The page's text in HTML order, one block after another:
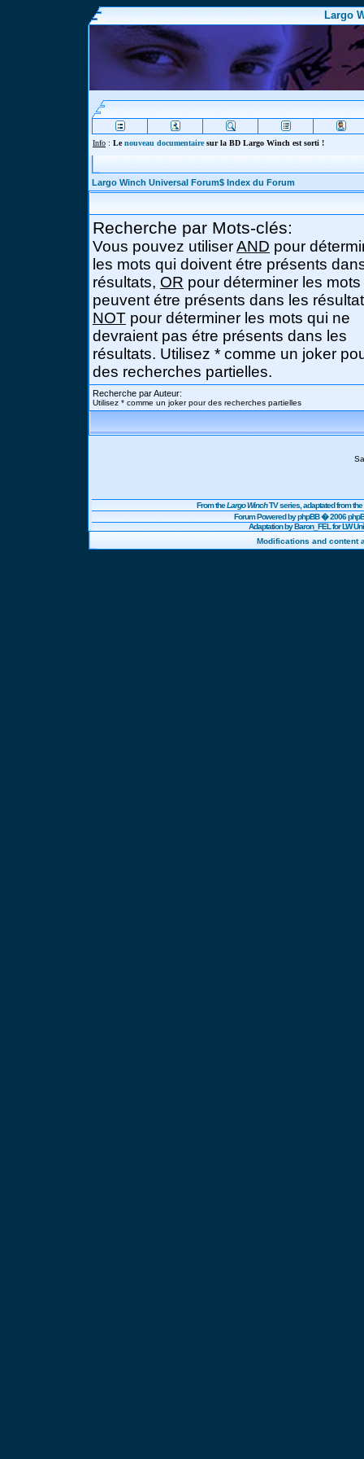
Largo
Info : Lenouveau documentairesur la BD Largo Winch est sorti !
Largo Winch Universal Forum$ Index du Forum
Recherche par Mots-clés:
Vous pouvez utiliserAND pour
les mots qui doivent étre présents
résultats, OR pour déterminer les
peuvent étre présents dans les
NOT pour déterminer les mots qui ne
devraient pas étre présents dans les
résultats. Utilisez * comme un joker
des recherches partielles.
Recherche par Auteur:
Utilisez * comme un joker pour des recherches partielles
From theLargo WinchTV series, adaptated from
Forum Powered byphpBB� 2006
Adaptation by Baron_FEL for LW
Modifications and content